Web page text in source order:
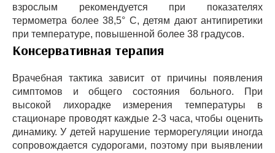
взрослым рекомендуется при показателях
термометра более 38,5° С, детям дают антипиретики
при температуре, повышенной более 38 градусов.
Консервативная терапия
Врачебная тактика зависит от причины появления
симптомов и общего состояния больного. При
высокой лихорадке измерения температуры в
стационаре проводят каждые 2-3 часа, чтобы оценить
динамику. У детей нарушение терморегуляции иногда
сопровождается судорогами, поэтому при выявлении